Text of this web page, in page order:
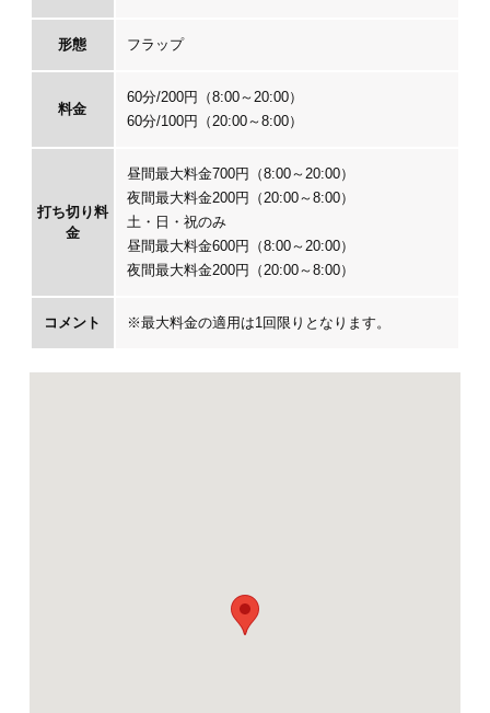
形態 フラップ
料金
60分/200円（8:00～20:00）
60分/100円（20:00～8:00）
打ち切り料
金
昼間最大料金700円（8:00～20:00）
夜間最大料金200円（20:00～8:00）
土・日・祝のみ
昼間最大料金600円（8:00～20:00）
夜間最大料金200円（20:00～8:00）
コメント ※最大料金の適用は1回限りとなります。